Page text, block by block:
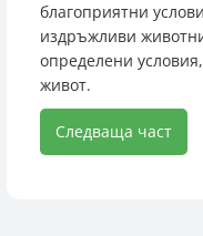
благоприятни
издръжливи
определени
живот.
Следваща част